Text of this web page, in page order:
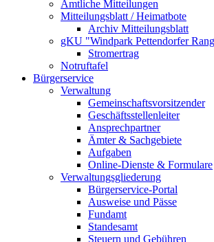
Amtliche Mitteilungen
Mitteilungsblatt / Heimatbote
Archiv Mitteilungsblatt
gKU "Windpark Pettendorfer
Stromertrag
Notruftafel
Bürgerservice
Verwaltung
Gemeinschaftsvorsitzender
Geschäftsstellenleiter
Ansprechpartner
Ämter & Sachgebiete
Aufgaben
Online-Dienste & Formulare
Verwaltungsgliederung
Bürgerservice-Portal
Ausweise und Pässe
Fundamt
Standesamt
Steuern und Gebühren